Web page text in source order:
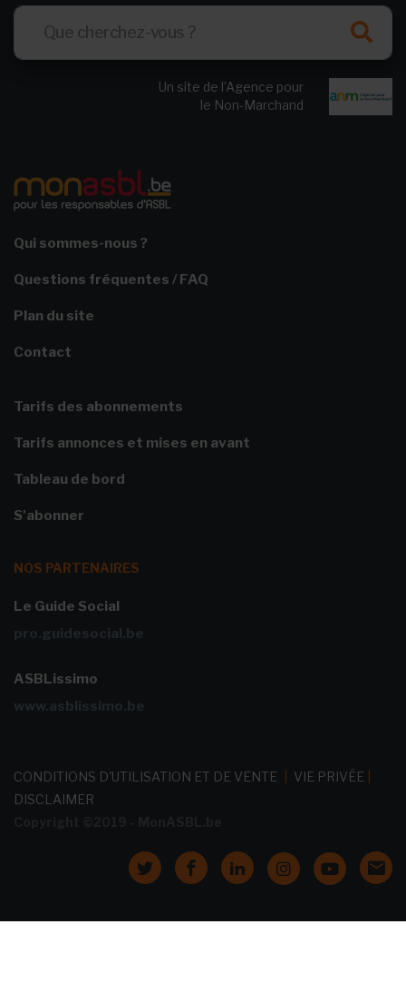
Un site de l’Agence pour
le Non-Marchand
Qui sommes-nous ?
Questions fréquentes / FAQ
Plan du site
Contact
Tarifs des abonnements
Tarifs annonces et mises en avant
Tableau de bord
S'abonner
NOS PARTENAIRES
Le Guide Social
pro.guidesocial.be
ASBLissimo
www.asblissimo.be
CONDITIONS D'UTILISATION ET DE VENTE VIE PRIVÉE
DISCLAIMER